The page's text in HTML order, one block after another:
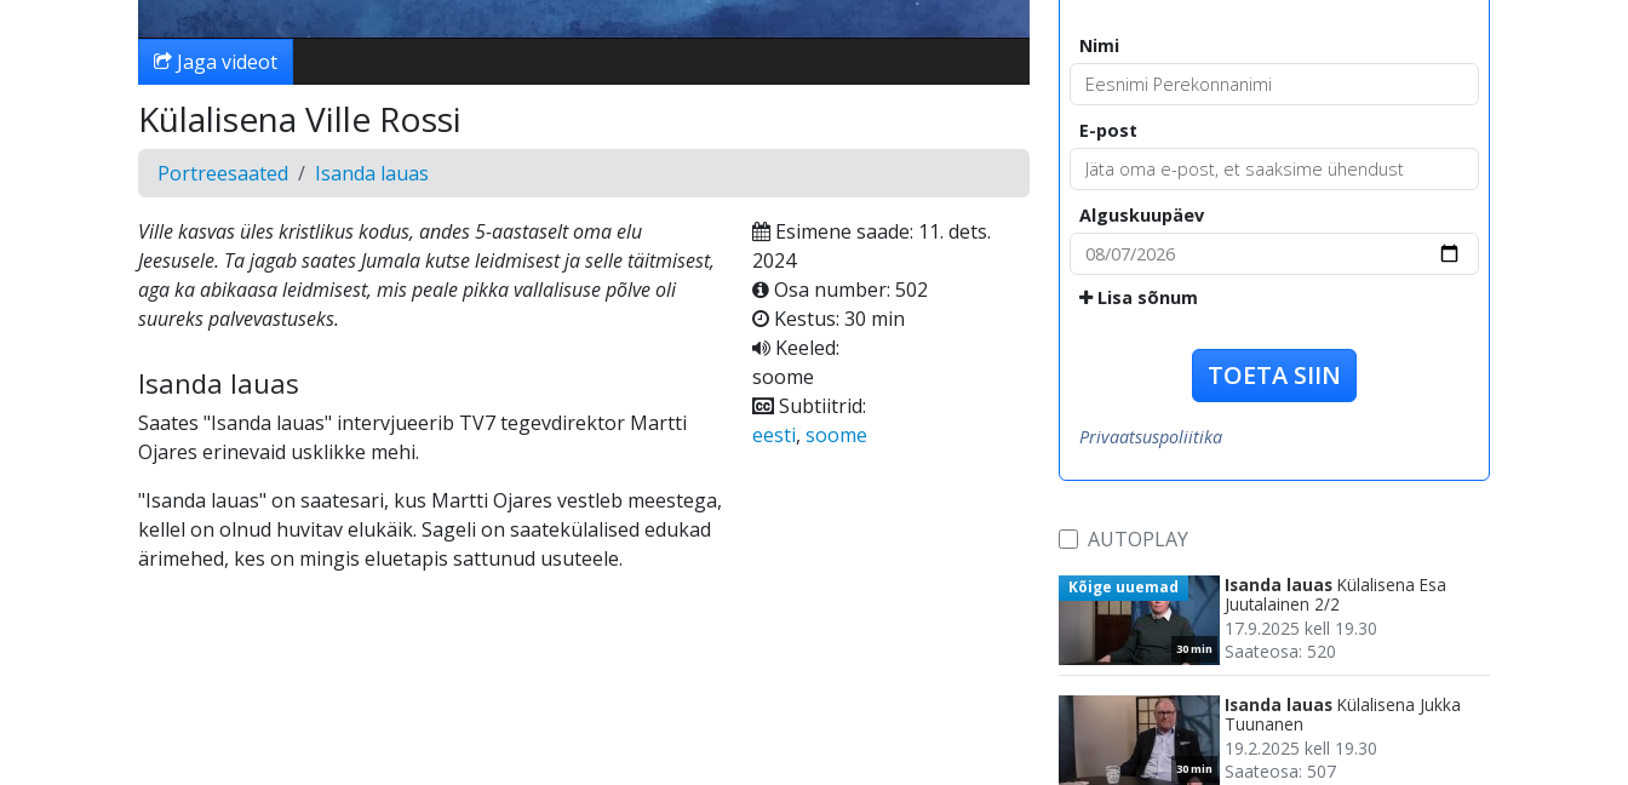
Jaga videot
Külalisena Ville Rossi
Portreesaated Isanda lauas
Ville kasvas üles kristlikus kodus, andes 5-aastaselt oma elu
Jeesusele. Ta jagab saates Jumala kutse leidmisest ja selle täitmisest,
aga ka abikaasa leidmisest, mis peale pikka vallalisuse põlve oli
suureks palvevastuseks.
Isanda lauas
Saates "Isanda lauas" intervjueerib TV7 tegevdirektor Martti
Ojares erinevaid usklikke mehi.
"Isanda lauas" on saatesari, kus Martti Ojares vestleb meestega,
kellel on olnud huvitav elukäik. Sageli on saatekülalised edukad
ärimehed, kes on mingis eluetapis sattunud usuteele.
Esimene saade: 11. dets.
2024
Osa number: 502
Kestus: 30 min
Keeled:
soome
Subtiitrid:
eesti, soome
Nimi
E-post
Alguskuupäev
Lisa sõnum
TOETA SIIN
Privaatsuspoliitika
AUTOPLAY
30 min
Kõige uuemad Isanda lauas Külalisena Esa
Juutalainen 2/2
17.9.2025 kell 19.30
Saateosa: 520
30 min
Isanda lauas Külalisena Jukka
Tuunanen
19.2.2025 kell 19.30
Saateosa: 507